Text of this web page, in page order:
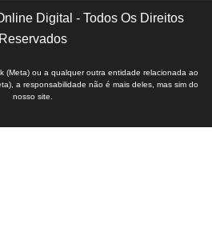
Digital - Todos Os Direitos
Reservados
(Meta) ou a qualquer outra entidade relacionada ao
a responsabilidade não é mais deles, mas sim do
nosso site.